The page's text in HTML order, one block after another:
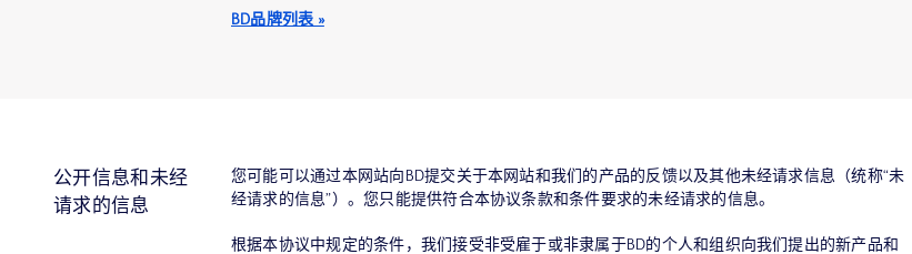
BD品牌列表 »
公开信息和未经
请求的信息
您可能可以通过本网站向BD提交关于本网站和我们的产品的反馈以及其他未经请求信息（统称“未
经请求的信息”）。您只能提供符合本协议条款和条件要求的未经请求的信息。
根据本协议中规定的条件，我们接受非受雇于或非隶属于BD的个人和组织向我们提出的新产品和